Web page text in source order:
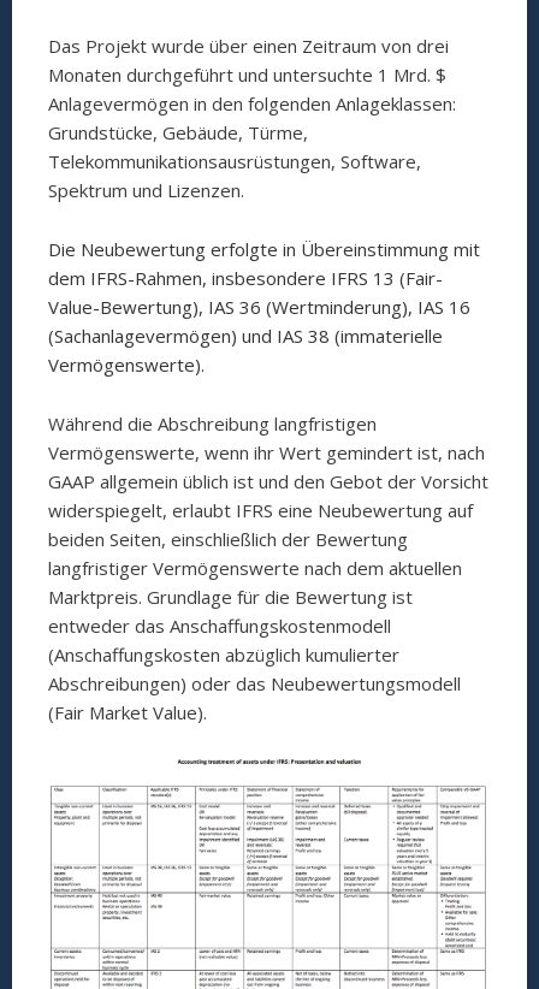
Das Projekt wurde über einen Zeitraum von drei
Monaten durchgeführt und untersuchte 1 Mrd. $
Anlagevermögen in den folgenden Anlageklassen:
Grundstücke, Gebäude, Türme,
Telekommunikationsausrüstungen, Software,
Spektrum und Lizenzen.
Die Neubewertung erfolgte in Übereinstimmung mit
dem IFRS-Rahmen, insbesondere IFRS 13 (Fair-
Value-Bewertung), IAS 36 (Wertminderung), IAS 16
(Sachanlagevermögen) und IAS 38 (immaterielle
Vermögenswerte).
Während die Abschreibung langfristigen
Vermögenswerte, wenn ihr Wert gemindert ist, nach
GAAP allgemein üblich ist und den Gebot der Vorsicht
widerspiegelt, erlaubt IFRS eine Neubewertung auf
beiden Seiten, einschließlich der Bewertung
langfristiger Vermögenswerte nach dem aktuellen
Marktpreis. Grundlage für die Bewertung ist
entweder das Anschaffungskostenmodell
(Anschaffungskosten abzüglich kumulierter
Abschreibungen) oder das Neubewertungsmodell
(Fair Market Value).